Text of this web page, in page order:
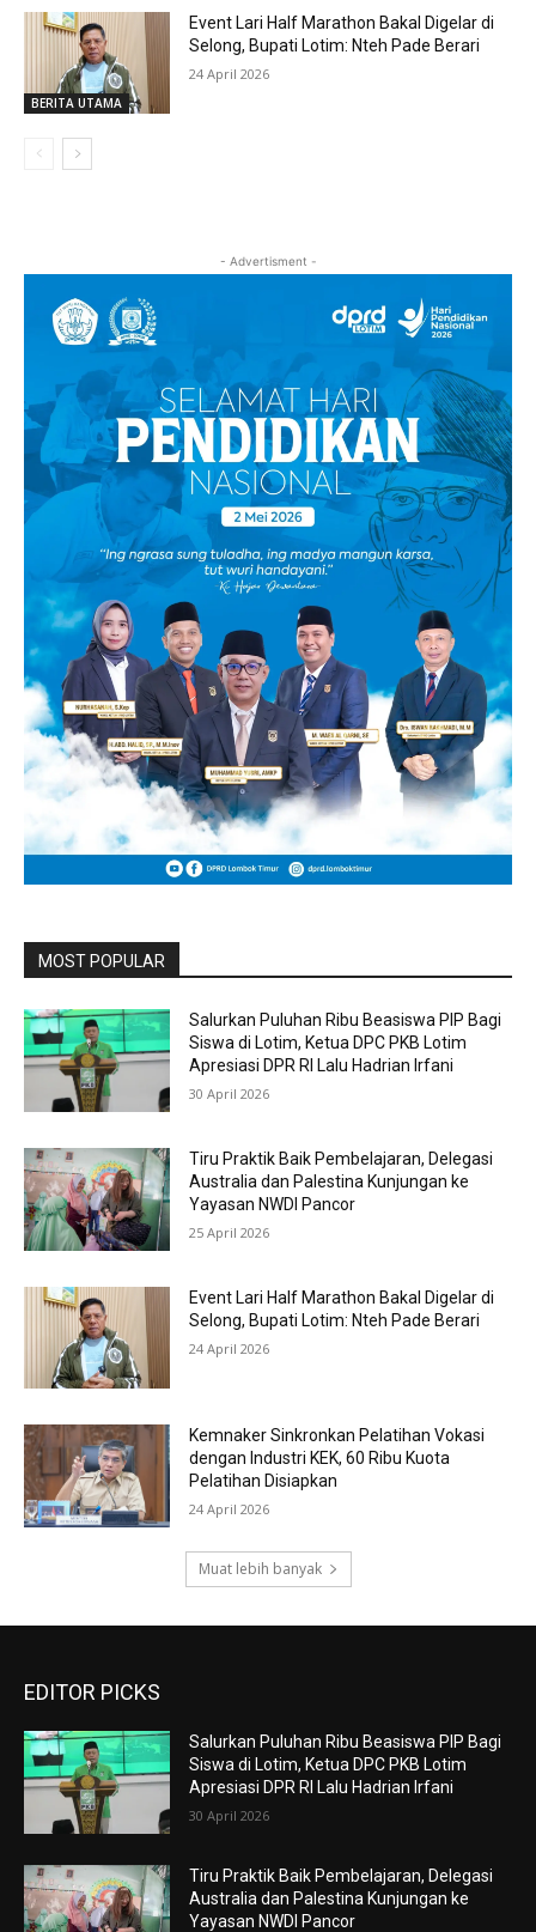
BERITA UTAMA
Event Lari Half Marathon Bakal Digelar di
Selong, Bupati Lotim: Nteh Pade Berari
24 April 2026
- Advertisment -
MOST POPULAR
Salurkan Puluhan Ribu Beasiswa PIP Bagi
Siswa di Lotim, Ketua DPC PKB Lotim
Apresiasi DPR RI Lalu Hadrian Irfani
30 April 2026
Tiru Praktik Baik Pembelajaran, Delegasi
Australia dan Palestina Kunjungan ke
Yayasan NWDI Pancor
25 April 2026
Event Lari Half Marathon Bakal Digelar di
Selong, Bupati Lotim: Nteh Pade Berari
24 April 2026
Kemnaker Sinkronkan Pelatihan Vokasi
dengan Industri KEK, 60 Ribu Kuota
Pelatihan Disiapkan
24 April 2026
Muat lebih banyak
EDITOR PICKS
Salurkan Puluhan Ribu Beasiswa PIP Bagi
Siswa di Lotim, Ketua DPC PKB Lotim
Apresiasi DPR RI Lalu Hadrian Irfani
30 April 2026
Tiru Praktik Baik Pembelajaran, Delegasi
Australia dan Palestina Kunjungan ke
Yayasan NWDI Pancor